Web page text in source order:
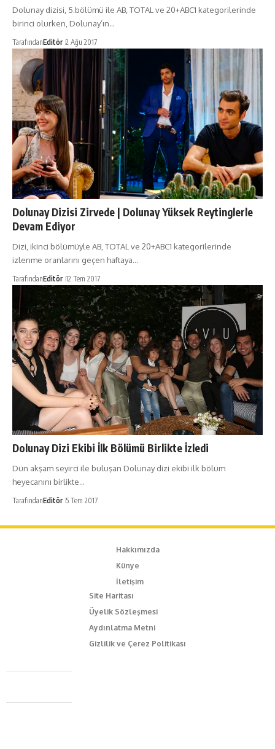
Dolunay dizisi, 5.bölümü ile AB, TOTAL ve 20+ABC1 kategorilerinde
birinci olurken, Dolunay’ın…
TarafındanEditör 2 Ağu 2017
Dolunay Dizisi Zirvede | Dolunay Yüksek Reytinglerle
Devam Ediyor
Dizi, ikinci bölümüyle AB, TOTAL ve 20+ABC1 kategorilerinde
izlenme oranlarını geçen haftaya…
TarafındanEditör 12 Tem 2017
Dolunay Dizi Ekibi İlk Bölümü Birlikte İzledi
Dün akşam seyirci ile buluşan Dolunay dizi ekibi ilk bölüm
heyecanını birlikte…
TarafındanEditör 5 Tem 2017
Hakkımızda
Künye
İletişim
Site Haritası
Üyelik Sözleşmesi
Aydınlatma Metni
Gizlilik ve Çerez Politikası
Caferağa Mah. Dr. Şakir Paşa Sok. No3/A Kadıköy İstanbul
+90 543 345 46 00